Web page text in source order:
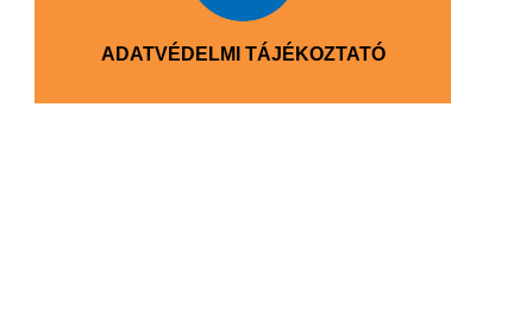
ADATVÉDELMI TÁJÉKOZTATÓ